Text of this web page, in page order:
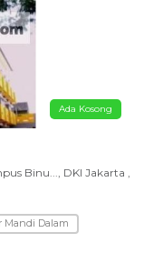
Ada Kosong
Binu..., DKI Jakarta ,
Mandi Dalam